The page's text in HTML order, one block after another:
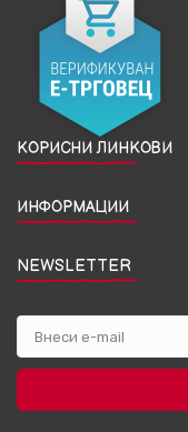
КОРИСНИ ЛИНКОВИ
ИНФОРМАЦИИ
NEWSLETTER